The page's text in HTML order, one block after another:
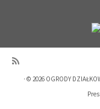
· © 2026 OGRODY